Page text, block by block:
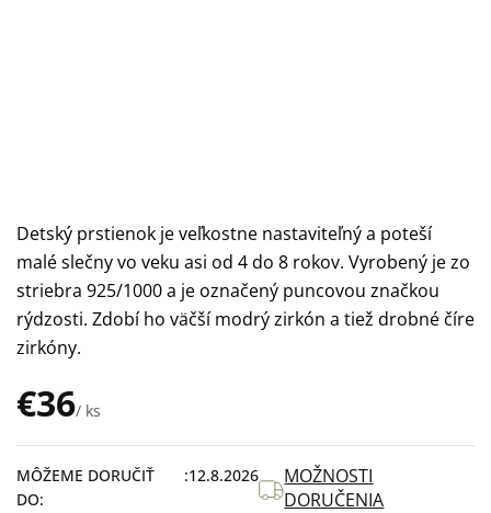
€36/ ks
Jednotková
cena:
MÔŽEME DORUČIŤ
DO:
12.8.2026
MOŽNOSTI
DORUČENIA
Detský prstienok je veľkostne nastaviteľný a poteší
malé slečny vo veku asi od 4 do 8 rokov. Vyrobený je zo
striebra 925/1000 a je označený puncovou značkou
rýdzosti. Zdobí ho väčší modrý zirkón a tiež drobné číre
zirkóny.